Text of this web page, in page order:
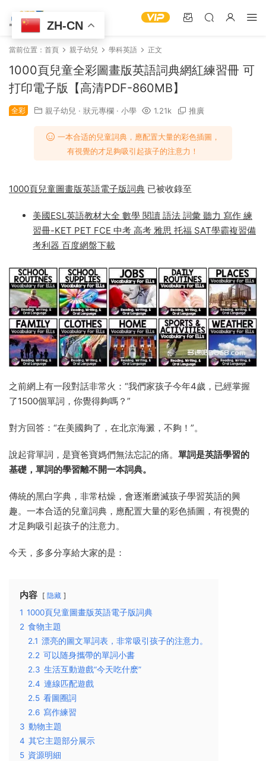
當前位置： 首頁 親子幼兒 學科英語 正文
1000頁兒童全彩圖畫版英語詞典網紅練習冊 可
打印電子版【高清PDF-860MB】
全彩 親子幼兒 · 狀元專欄 · 小學 1.21k 推廣
一本合适的兒童詞典，應配置大量的彩色插圖，
有視覺的才足夠吸引起孩子的注意力！
1000頁兒童圖畫版英語電子版詞典 已被收錄至
美國ESL英語教材大全 數學 閱讀 語法 詞彙 聽力 寫作 練
習冊-KET PET FCE 中考 高考 雅思 托福 SAT學霸複習備
考利器 百度網盤下載
之前網上有一段對話非常火：“我們家孩子今年4歲，已經掌握
了1500個單詞，你覺得夠嗎？”
對方回答：“在美國夠了，在北京海澱，不夠！”。
說起背單詞，是寶爸寶媽們無法忘記的痛。 單詞是英語學習的
基礎，單詞的學習離不開一本詞典。
傳統的黑白字典，非常枯燥，會逐漸磨滅孩子學習英語的興
趣。一本合适的兒童詞典，應配置大量的彩色插圖，有視覺的
才足夠吸引起孩子的注意力。
今天，多多分享給大家的是：
内容 隐藏
1 1000頁兒童圖畫版英語電子版詞典
2 食物主題
2.1 漂亮的圖文單詞表，非常吸引孩子的注意力。
2.2 可以随身攜帶的單詞小書
2.3 生活互動遊戲“今天吃什麽”
2.4 連線匹配遊戲
2.5 看圖圈詞
2.6 寫作練習
3 動物主題
4 其它主題部分展示
5 資源明細
ZH-CN